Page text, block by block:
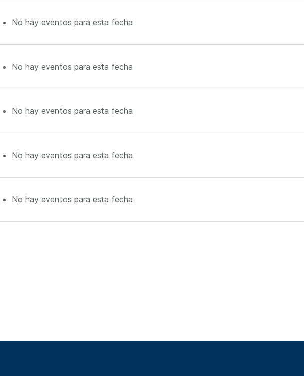
No hay eventos para esta fecha
No hay eventos para esta fecha
No hay eventos para esta fecha
No hay eventos para esta fecha
No hay eventos para esta fecha